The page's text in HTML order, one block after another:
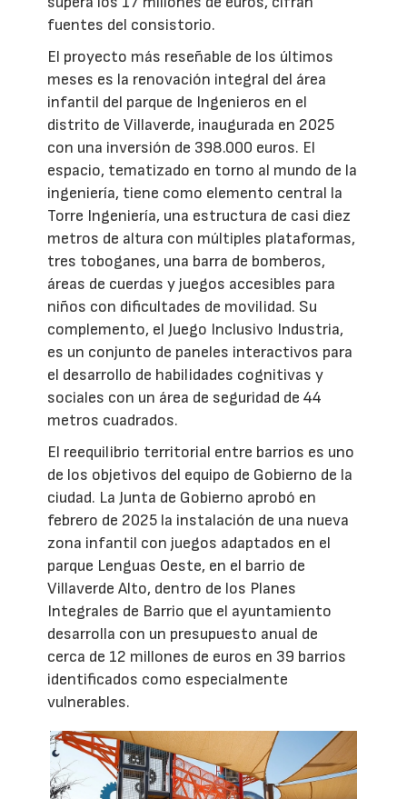
fuentes del consistorio.
El proyecto más reseñable de los últimos
meses es la renovación integral del área
infantil del parque de Ingenieros en el
distrito de Villaverde, inaugurada en 2025
con una inversión de 398.000 euros. El
espacio, tematizado en torno al mundo de la
ingeniería, tiene como elemento central la
Torre Ingeniería, una estructura de casi diez
metros de altura con múltiples plataformas,
tres toboganes, una barra de bomberos,
áreas de cuerdas y juegos accesibles para
niños con dificultades de movilidad. Su
complemento, el Juego Inclusivo Industria,
es un conjunto de paneles interactivos para
el desarrollo de habilidades cognitivas y
sociales con un área de seguridad de 44
metros cuadrados.
El reequilibrio territorial entre barrios es uno
de los objetivos del equipo de Gobierno de la
ciudad. La Junta de Gobierno aprobó en
febrero de 2025 la instalación de una nueva
zona infantil con juegos adaptados en el
parque Lenguas Oeste, en el barrio de
Villaverde Alto, dentro de los Planes
Integrales de Barrio que el ayuntamiento
desarrolla con un presupuesto anual de
cerca de 12 millones de euros en 39 barrios
identificados como especialmente
vulnerables.